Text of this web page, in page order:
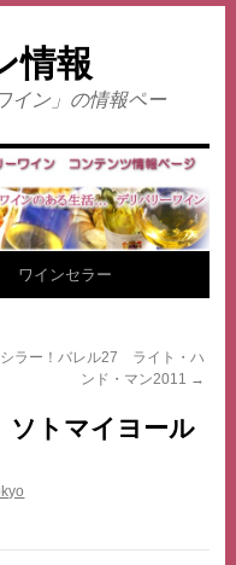
情報
イン」の情報ペー
ワインセラー
ラー！バレル27 ライト・ハ
ンド・マン2011 →
トマイヨール